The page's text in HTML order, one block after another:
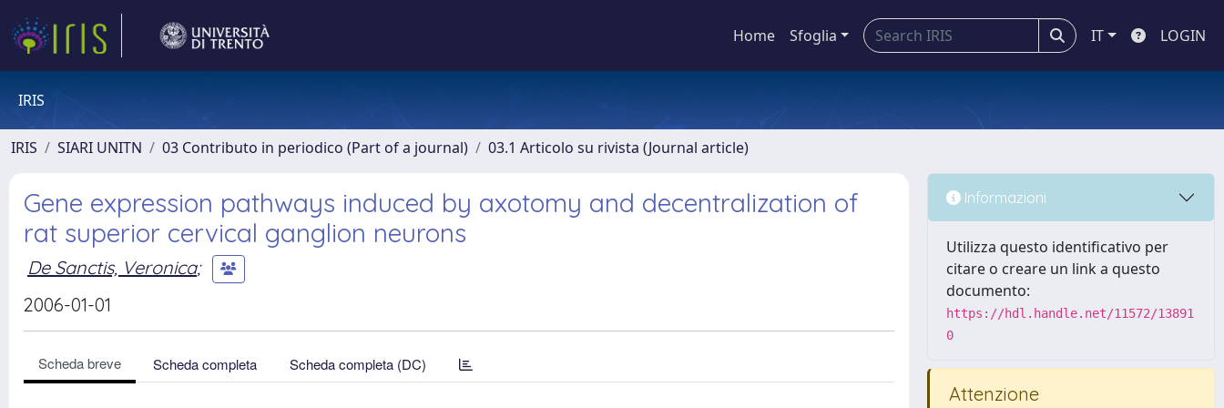
Home Sfoglia IT LOGIN
IRIS
IRIS SIARI UNITN 03 Contributo in periodico (Part of a journal) 03.1 Articolo su rivista (Journal article)
Gene expression pathways induced by axotomy and decentralization of
rat superior cervical ganglion neurons
De Sanctis, Veronica;
2006-01-01
Scheda breve Scheda completa Scheda completa (DC)
Informazioni
Utilizza questo identificativo per
citare o creare un link a questo
documento:
https://hdl.handle.net/11572/13891
0
Attenzione